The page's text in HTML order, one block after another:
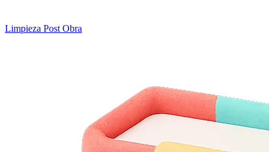
Limpieza Post Obra